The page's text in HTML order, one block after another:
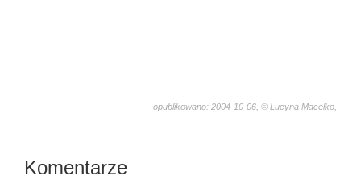
opublikowano: 2004-10-06, © Lucyna Macełko,
Komentarze